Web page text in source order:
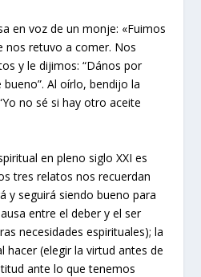
en voz de un monje: «Fuimos
nos retuvo a comer. Nos
y le dijimos: “Dános por
Al oírlo, bendijo la
no sé si hay otro aceite
en pleno siglo XXI es
tres relatos nos recuerdan
y seguirá siendo bueno para
entre el deber y el ser
necesidades espirituales); la
hacer (elegir la virtud antes de
ante lo que tenemos